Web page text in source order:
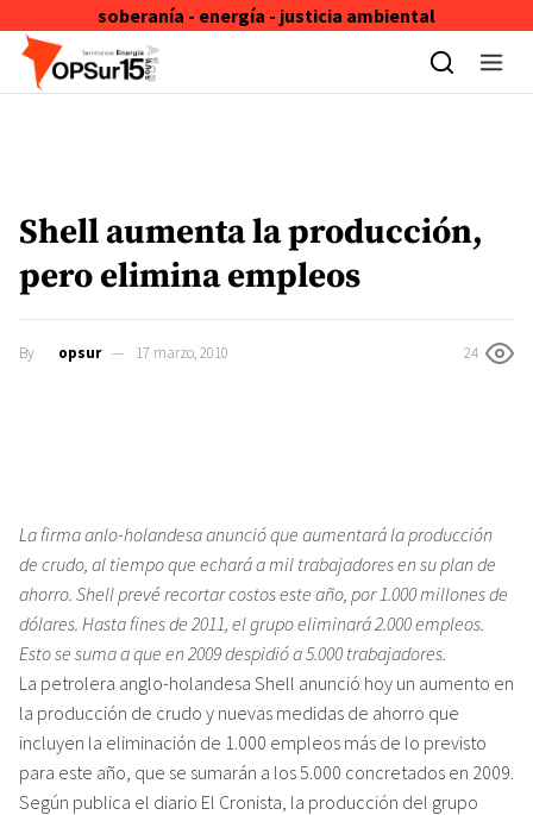
soberanía - energía - justicia ambiental
Skip to content
Shell aumenta la producción,
pero elimina empleos
By opsur 17 marzo, 2010 24
La firma anlo-holandesa anunció que aumentará la producción
de crudo, al tiempo que echará a mil trabajadores en su plan de
ahorro. Shell prevé recortar costos este año, por 1.000 millones de
dólares. Hasta fines de 2011, el grupo eliminará 2.000 empleos.
Esto se suma a que en 2009 despidió a 5.000 trabajadores.
La petrolera anglo-holandesa Shell anunció hoy un aumento en
la producción de crudo y nuevas medidas de ahorro que
incluyen la eliminación de 1.000 empleos más de lo previsto
para este año, que se sumarán a los 5.000 concretados en 2009.
Según publica el diario El Cronista, la producción del grupo